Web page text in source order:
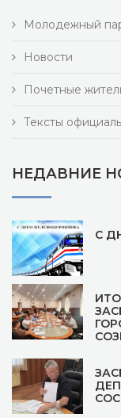
Молодежный
Новости
Почетные
Тексты
НЕДАВНИЕ
С